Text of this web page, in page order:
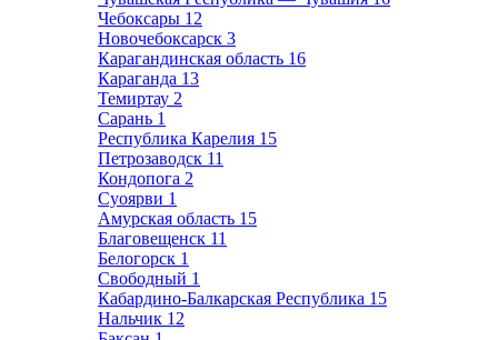
Чебоксары 12
Новочебоксарск 3
Карагандинская область 16
Караганда 13
Темиртау 2
Сарань 1
Республика Карелия 15
Петрозаводск 11
Кондопога 2
Суоярви 1
Амурская область 15
Благовещенск 11
Белогорск 1
Свободный 1
Кабардино-Балкарская Республика 15
Нальчик 12